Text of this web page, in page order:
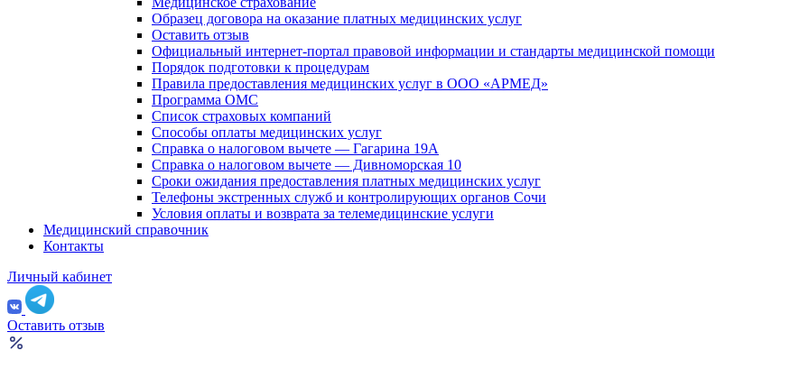
Образец договора на оказание платных медицинских услуг
Оставить отзыв
Официальный интернет-портал правовой информации и стандарты медицинской помощи
Порядок подготовки к процедурам
Правила предоставления медицинских услуг в ООО «АРМЕД»
Программа ОМС
Список страховых компаний
Способы оплаты медицинских услуг
Справка о налоговом вычете — Гагарина 19А
Справка о налоговом вычете — Дивноморская 10
Сроки ожидания предоставления платных медицинских услуг
Телефоны экстренных служб и контролирующих органов Сочи
Условия оплаты и возврата за телемедицинские услуги
Медицинский справочник
Контакты
Личный кабинет
Оставить отзыв